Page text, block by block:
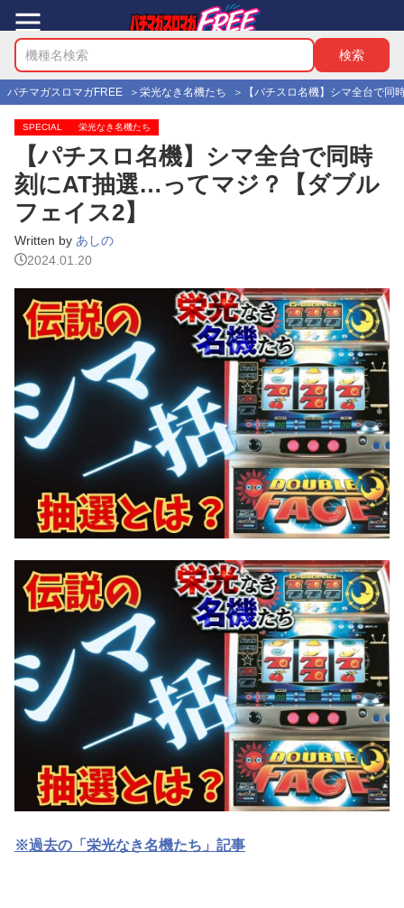
パチマガスロマガFREE 栄光なき名機たち 【パチスロ名機】シマ全台で
SPECIAL 栄光なき名機たち
【パチスロ名機】シマ全台で同時
刻にAT抽選…ってマジ？【ダブル
フェイス2】
Written by あしの
2024.01.20
※過去の「栄光なき名機たち」記事